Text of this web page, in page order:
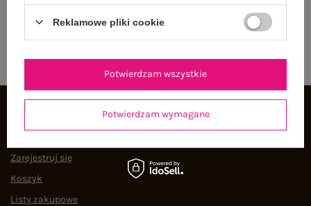
ZAPISZ SIĘ
INFORMACJE O BUTIK
Zarejestruj się
Koszyk
Listy zakupowe
Reklamowe pliki cookie
Potwierdzam wymagane
Potwierdzam wszystkie